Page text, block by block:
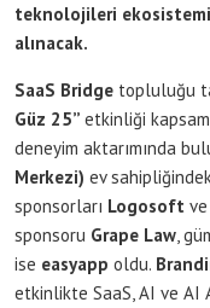
teknolojileri
alınacak.
SaaS Bridge topluluğu
Güz 25” etkinliği
deneyim aktarımında
Merkezi) ev
sponsorları Logosoft ve
sponsoru Grape Law ,
ise easyapp oldu.
etkinlikte SaaS, AI ve AI